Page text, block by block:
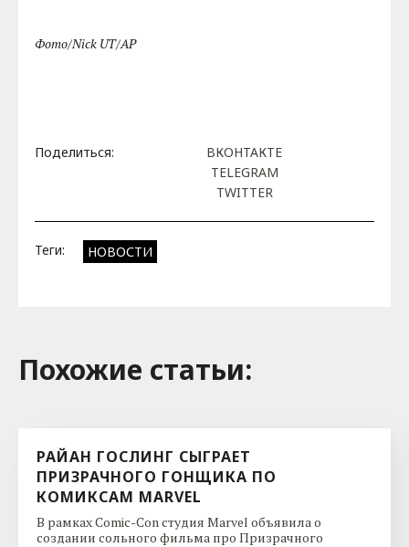
Фото/Nick UT/AP
Поделиться:
ВКОНТАКТЕ
TELEGRAM
TWITTER
Теги: НОВОСТИ
Похожие cтатьи:
РАЙАН ГОСЛИНГ СЫГРАЕТ
ПРИЗРАЧНОГО ГОНЩИКА ПО
КОМИКСАМ MARVEL
В рамках Comic-Con студия Marvel объявила о
создании сольного фильма про Призрачного